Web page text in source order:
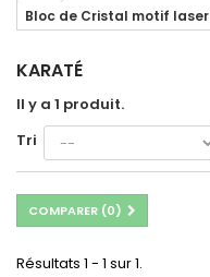
Bloc de Cristal motif laser
KARATÉ
Il y a 1 produit.
Tri
COMPARER (0)
Résultats 1 - 1 sur 1.